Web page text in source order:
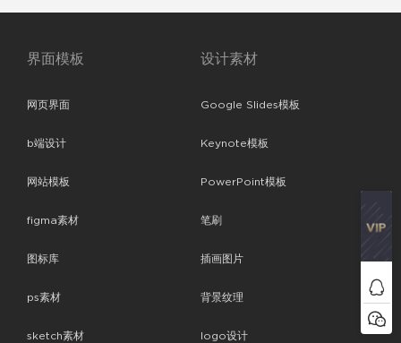
界面模板
网页界面
b端设计
网站模板
figma素材
图标库
ps素材
sketch素材
设计素材
Google Slides模板
Keynote模板
PowerPoint模板
笔刷
插画图片
背景纹理
logo设计